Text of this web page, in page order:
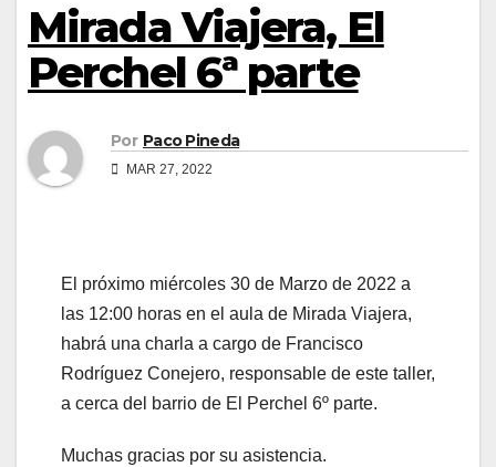
Mirada Viajera, El
Perchel 6ª parte
Por Paco Pineda
MAR 27, 2022
El próximo miércoles 30 de Marzo de 2022 a
las 12:00 horas en el aula de Mirada Viajera,
habrá una charla a cargo de Francisco
Rodríguez Conejero, responsable de este taller,
a cerca del barrio de El Perchel 6º parte.
Muchas gracias por su asistencia.